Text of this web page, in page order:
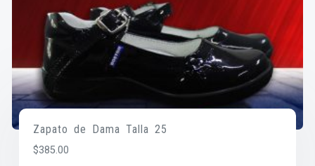
Zapato de Dama Talla 25
$385.00